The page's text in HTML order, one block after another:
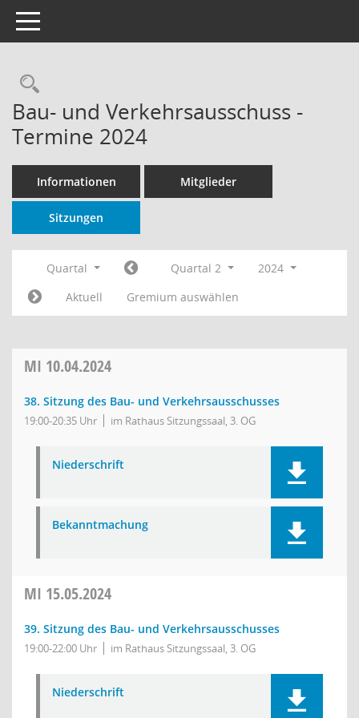
Toggle navigation
Rechercheauswahl
Bau- und Verkehrsausschuss -
Termine 2024
Informationen Mitglieder
Sitzungen
Quartal Quartal 2
2024
Aktuell
Gremium auswählen
MI 10.04.2024
38. Sitzung des Bau- und Verkehrsausschusses
19:00-20:35 Uhr im Rathaus Sitzungssaal, 3. OG
Niederschrift
Bekanntmachung
MI 15.05.2024
39. Sitzung des Bau- und Verkehrsausschusses
19:00-22:00 Uhr im Rathaus Sitzungssaal, 3. OG
Niederschrift